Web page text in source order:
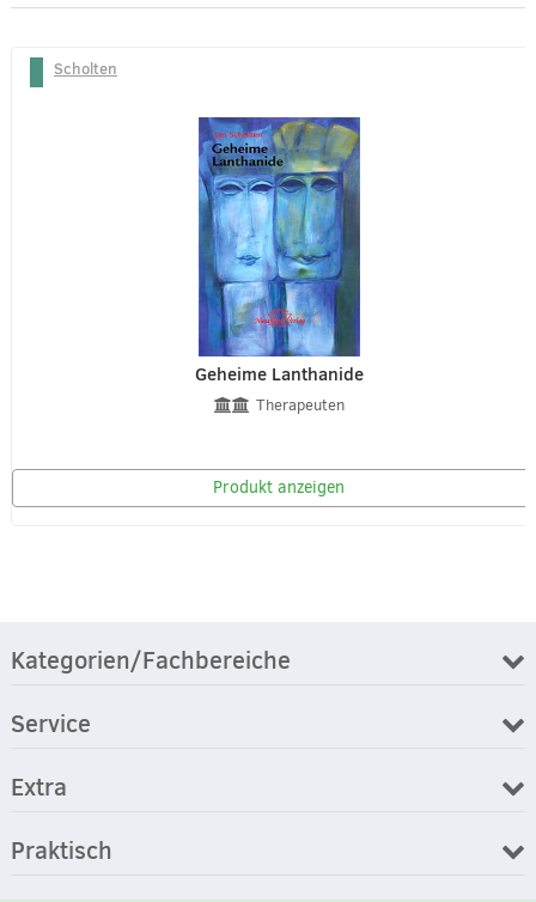
Scholten
Geheime Lanthanide
Therapeuten
Produkt anzeigen
Kategorien/Fachbereiche
Service
Extra
Praktisch